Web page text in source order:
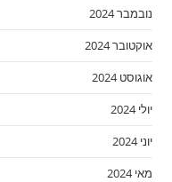
נובמבר 2024
אוקטובר 2024
אוגוסט 2024
יולי 2024
יוני 2024
מאי 2024